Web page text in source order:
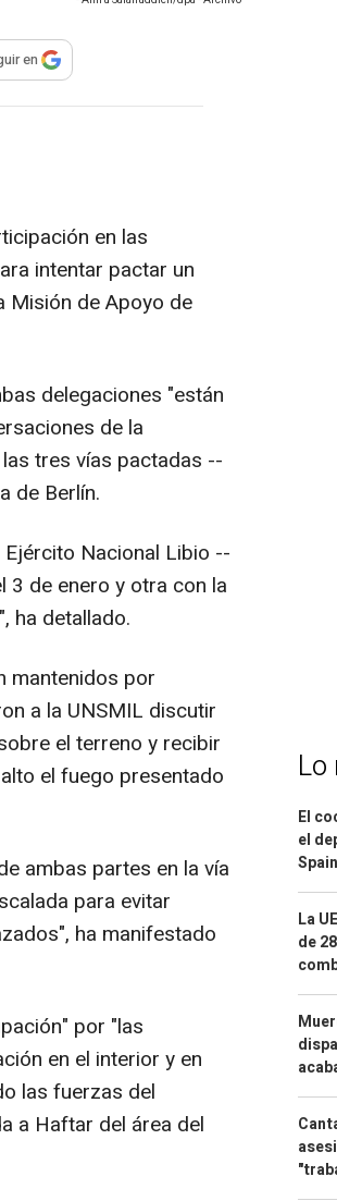
para compartir
en
en las
intentar pactar un
Misión de Apoyo de
delegaciones "están
de la
tres vías pactadas --
de Berlín.
Nacional Libio --
de enero y otra con la
ha detallado.
mantenidos por
a la UNSMIL discutir
el terreno y recibir
el fuego presentado
ambas partes en la vía
para evitar
ha manifestado
por "las
en el interior y en
las fuerzas del
a Haftar del área del
Lo
El
el
La
de